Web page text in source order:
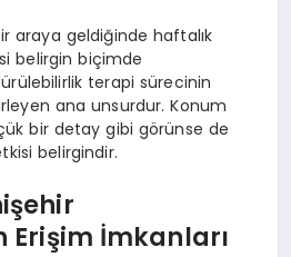
araya geldiğinde haftalık
belirgin biçimde
terapi sürecinin
ana unsurdur. Konum
bir detay gibi görünse de
belirgindir.
Erişim İmkanları